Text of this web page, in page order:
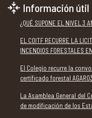
Información útil
¿QUÉ SUPONE EL NIVEL 3
EL COITF RECURRE LA
INCENDIOS FORESTALES
El Colegio recurre la
certificado forestal
La Asamblea General del
de modificación de los